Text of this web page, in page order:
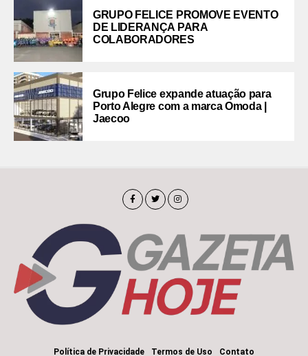
GRUPO FELICE PROMOVE EVENTO
DE LIDERANÇA PARA
COLABORADORES
Grupo Felice expande atuação para
Porto Alegre com a marca Omoda |
Jaecoo
Política de Privacidade Termos de Uso Contato